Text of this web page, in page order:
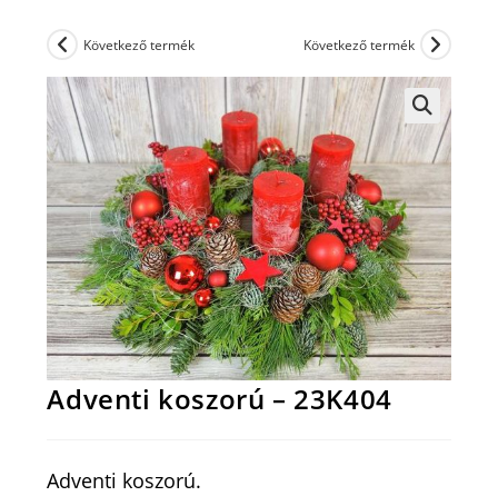
Következő termék Következő termék
Adventi koszorú – 23K404
Adventi koszorú.